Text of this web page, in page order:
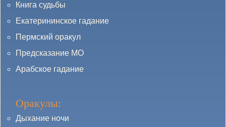
Книга судьбы
Екатерининское гадание
Пермский оракул
Предсказание МО
Арабское гадание
Оракулы:
Дыхание ночи